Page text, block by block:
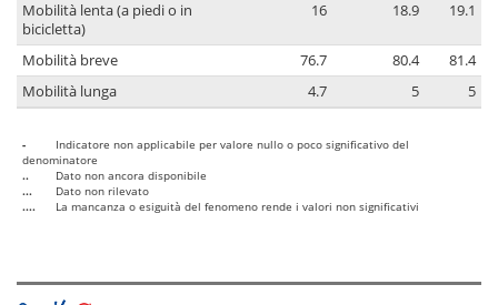
Mobilità lenta (a piedi o in
bicicletta)
16 18.9 19.1
Mobilità breve 76.7 80.4
81.4
Mobilità lunga
4.7 5 5
-
Indicatore non applicabile per valore nullo o poco significativo del
denominatore
..
Dato non ancora disponibile
...
Dato non rilevato
....
La mancanza o esiguità del fenomeno rende i valori non significativi